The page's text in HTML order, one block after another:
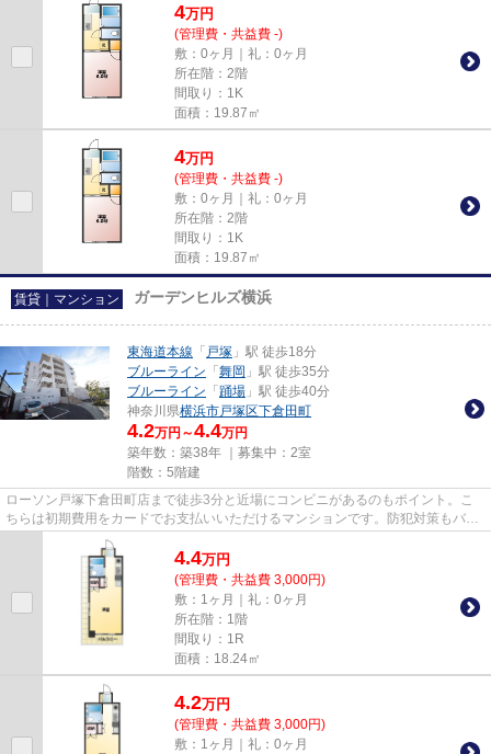
4万円
(管理費・共益費 -)
敷：0ヶ月｜礼：0ヶ月
所在階：2階
間取り：1K
面積：19.87㎡
4万円
(管理費・共益費 -)
敷：0ヶ月｜礼：0ヶ月
所在階：2階
間取り：1K
面積：19.87㎡
賃貸｜マンション ガーデンヒルズ横浜
東海道本線 「 戸塚 」駅 徒歩18分
ブルーライン 「 舞岡 」駅 徒歩35分
ブルーライン 「 踊場 」駅 徒歩40分
神奈川県横浜市戸塚区下倉田町
4.2万円～4.4万円
築年数：築38年 ｜募集中： 2室
階数：5階建
ローソン戸塚下倉田町店まで徒歩3分と近場にコンビニがあるのもポイント。こ
ちらは初期費用をカードでお支払いいただけるマンションです。防犯対策もバッ
チリなマンションタイプの物件...
4.4万円
(管理費・共益費 3,000円)
敷：1ヶ月｜礼：0ヶ月
所在階：1階
間取り：1R
面積：18.24㎡
4.2万円
(管理費・共益費 3,000円)
敷：1ヶ月｜礼：0ヶ月